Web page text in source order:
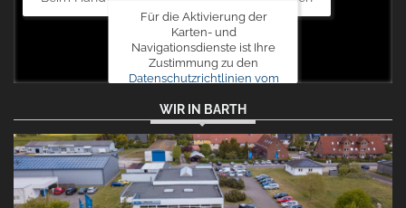
Für die Aktivierung der
Karten- und
Navigationsdienste ist Ihre
Zustimmung zu den
Datenschutzrichtlinien vom
erforderlich.
Zustimmen
und
aktivieren
WIR IN BARTH